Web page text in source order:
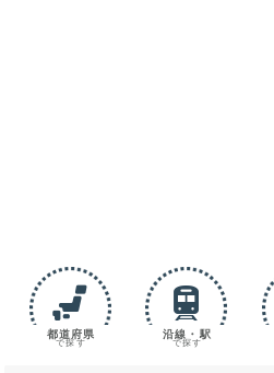
都道府県
で探す
沿線・駅
で探す